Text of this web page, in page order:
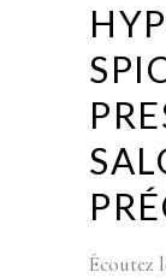
Écoutez